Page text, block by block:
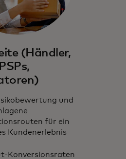
(Händler,
und
für ein
Kundenerlebnis
Konversionsraten